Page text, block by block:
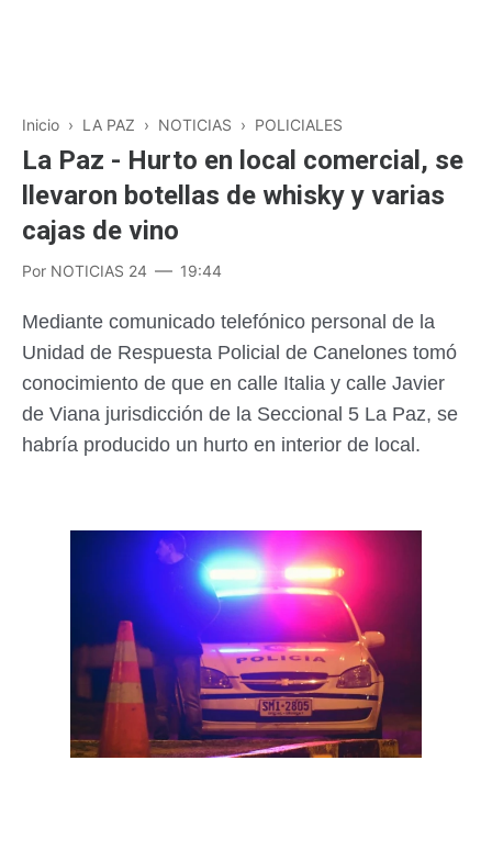
Inicio › LA PAZ › NOTICIAS › POLICIALES
La Paz - Hurto en local comercial, se
llevaron botellas de whisky y varias
cajas de vino
Por NOTICIAS 24 19:44
Mediante comunicado telefónico personal de la
Unidad de Respuesta Policial de Canelones tomó
conocimiento de que en calle Italia y calle Javier
de Viana jurisdicción de la Seccional 5 La Paz, se
habría producido un hurto en interior de local.